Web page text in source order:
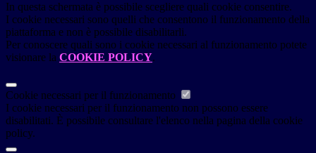
In questa schermata è possibile scegliere quali cookie consentire.
I cookie necessari sono quelli che consentono il funzionamento della
piattaforma e non è possibile disabilitarli.
Per conoscere quali sono i cookie necessari al funzionamento potete
visionare la COOKIE POLICY.
Cookie necessari per il funzionamento
I cookie necessari per il funzionamento non possono essere
disabilitati. È possibile consultare l'elenco nella pagina della cookie
policy.